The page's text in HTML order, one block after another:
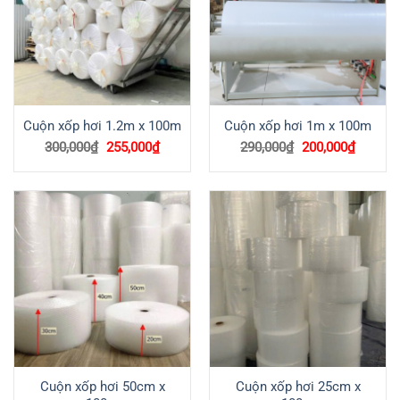
Cuộn xốp hơi 1.2m x 100m
300,000₫ Giá
là:
300,000₫.
255,000₫Giá
hiện
tại
là:
255,000₫.
Cuộn xốp hơi 1m x 100m
290,000₫ Giá
là:
290,000₫.
200,000₫Giá
hiện
tại
là:
Cuộn xốp hơi 50cm x
Cuộn xốp hơi 25cm x